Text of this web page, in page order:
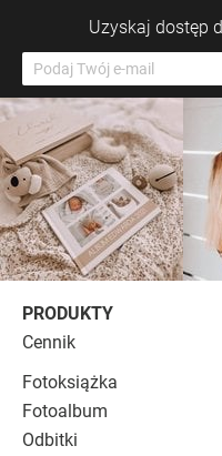
Uzyskaj dostęp
PRODUKTY
Cennik
Fotoksiążka
Fotoalbum
Odbitki